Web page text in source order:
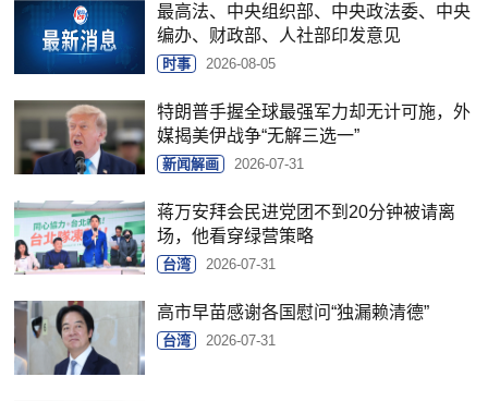
最高法、中央组织部、中央政法委、中央
编办、财政部、人社部印发意见
时事 2026-08-05
特朗普手握全球最强军力却无计可施，外
媒揭美伊战争“无解三选一”
新闻解画 2026-07-31
蒋万安拜会民进党团不到20分钟被请离
场，他看穿绿营策略
台湾 2026-07-31
高市早苗感谢各国慰问“独漏赖清德”
台湾 2026-07-31